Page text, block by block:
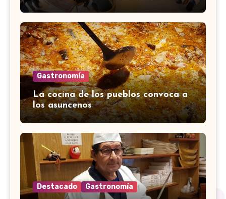
Gastronomía
La cocina de los pueblos convoca a
los asuncenos
Destacado Gastronomía